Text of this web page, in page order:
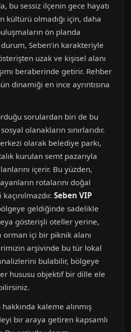
bu sessiz ilçenin gece hayatı
kültürü olmadığı için, daha
ön planda
Seben’in karakteriyle
uzak ve kişisel alanı
beraberinde getirir. Rehber
dinamiği en ince ayrıntısına
sorulardan biri de bu
olanakların sınırlarıdır.
olarak belediye parkı,
kurulan semt pazarıyla
içerir. Bu yüzden,
rotalarını doğal
Seben VIP
geldiğinde sadelikle
gösterişli oteller yerine,
içi bir piknik alanı
arşivinde bu tür lokal
bulabilir, bölgeye
hususu objektif bir dille ele
kaleme alınmış
bir araya getiren kapsamlı